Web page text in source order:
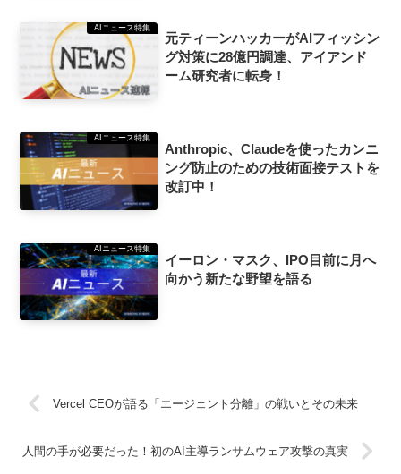
AIニュース特集
元ティーンハッカーがAIフィッシン
グ対策に28億円調達、アイアンド
ーム研究者に転身！
AIニュース特集
Anthropic、Claudeを使ったカンニ
ング防止のための技術面接テストを
改訂中！
AIニュース特集
イーロン・マスク、IPO目前に月へ
向かう新たな野望を語る
Vercel CEOが語る「エージェント分離」の戦いとその未来
人間の手が必要だった！初のAI主導ランサムウェア攻撃の真実